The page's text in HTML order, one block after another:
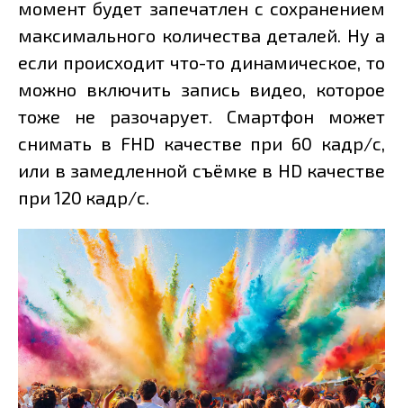
момент будет запечатлен с сохранением
максимального количества деталей. Ну а
если происходит что-то динамическое, то
можно включить запись видео, которое
тоже не разочарует. Смартфон может
снимать в FHD качестве при 60 кадр/с,
или в замедленной съёмке в HD качестве
при 120 кадр/с.